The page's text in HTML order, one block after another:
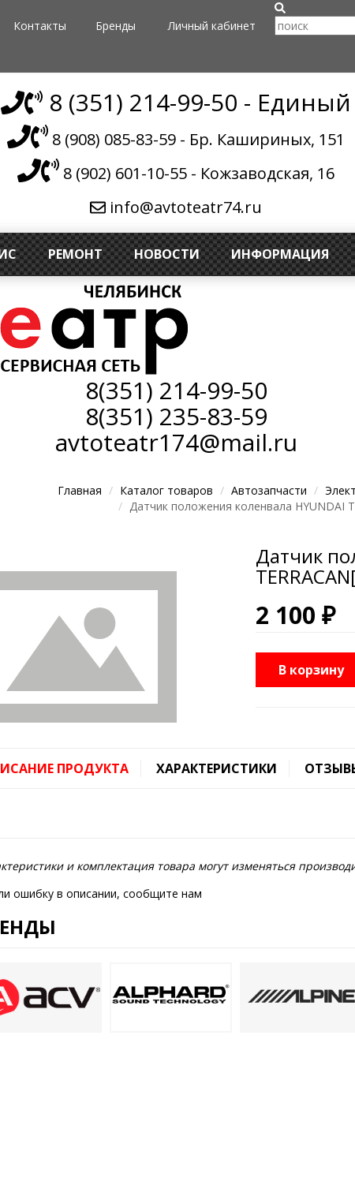
Контакты Бренды Личный кабинет
8 (351) 214-99-50 - Единый
8 (908) 085-83-59 - Бр. Кашириных, 151
8 (902) 601-10-55 - Кожзаводская, 16
info@avtoteatr74.ru
РЕМОНТ НОВОСТИ ИНФОРМАЦИЯ
8(351) 214-99-50
8(351) 235-83-59
avtoteatr174@mail.ru
Главная Каталог товаров Автозапчасти
Датчик положения коленвала HYUNDAI
Датчик
2 100 ₽
В корзину
ПРОДУКТА ХАРАКТЕРИСТИКИ
и комплектация товара могут изменяться
ошибку в описании, сообщите нам